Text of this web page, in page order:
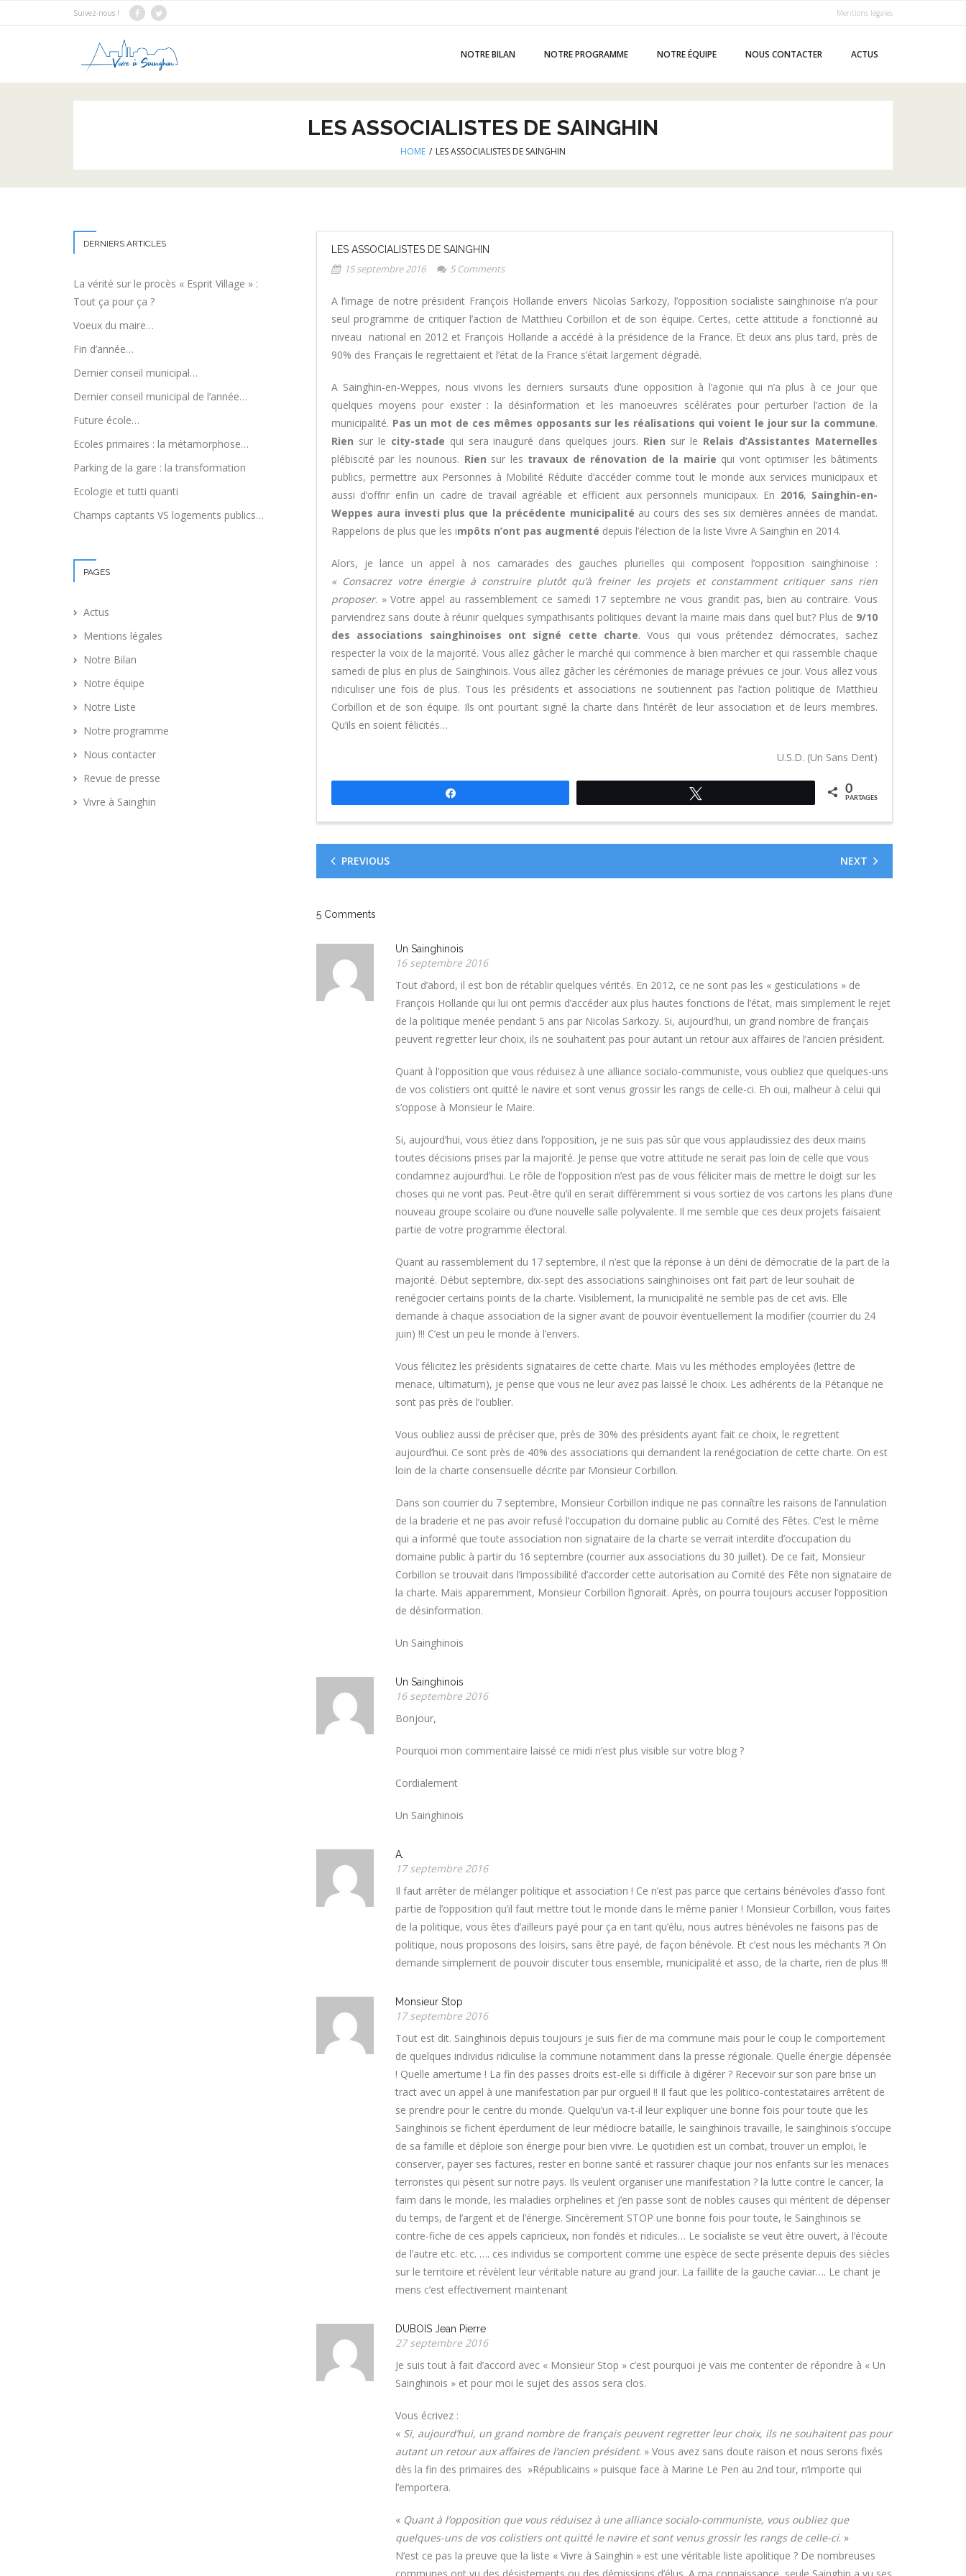
Suivez-nous ! Mentions légales
NOTRE BILAN NOTRE PROGRAMME NOTRE ÉQUIPE NOUS CONTACTER ACTUS
LES ASSOCIALISTES DE SAINGHIN
HOME / LES ASSOCIALISTES DE SAINGHIN
LES ASSOCIALISTES DE SAINGHIN
15 septembre 2016 5 Comments
A l’image de notre président François Hollande envers Nicolas Sarkozy, l’opposition socialiste sainghinoise n’a pour
seul programme de critiquer l’action de Matthieu Corbillon et de son équipe. Certes, cette attitude a fonctionné au
niveau national en 2012 et François Hollande a accédé à la présidence de la France. Et deux ans plus tard, près de
90% des Français le regrettaient et l’état de la France s’était largement dégradé.
A Sainghin-en-Weppes, nous vivons les derniers sursauts d’une opposition à l’agonie qui n’a plus à ce jour que
quelques moyens pour exister : la désinformation et les manoeuvres scélérates pour perturber l’action de la
municipalité. Pas un mot de ces mêmes opposants sur les réalisations qui voient le jour sur la commune.
Rien sur le city-stade qui sera inauguré dans quelques jours. Rien sur le Relais d’Assistantes Maternelles
plébiscité par les nounous. Rien sur les travaux de rénovation de la mairie qui vont optimiser les bâtiments
publics, permettre aux Personnes à Mobilité Réduite d’accéder comme tout le monde aux services municipaux et
aussi d’offrir enfin un cadre de travail agréable et efficient aux personnels municipaux. En 2016, Sainghin-en-
Weppes aura investi plus que la précédente municipalité au cours des ses six dernières années de mandat.
Rappelons de plus que les impôts n’ont pas augmenté depuis l’élection de la liste Vivre A Sainghin en 2014.
Alors, je lance un appel à nos camarades des gauches plurielles qui composent l’opposition sainghinoise :
« Consacrez votre énergie à construire plutôt qu’à freiner les projets et constamment critiquer sans rien
proposer. » Votre appel au rassemblement ce samedi 17 septembre ne vous grandit pas, bien au contraire. Vous
parviendrez sans doute à réunir quelques sympathisants politiques devant la mairie mais dans quel but? Plus de 9/10
des associations sainghinoises ont signé cette charte. Vous qui vous prétendez démocrates, sachez
respecter la voix de la majorité. Vous allez gâcher le marché qui commence à bien marcher et qui rassemble chaque
samedi de plus en plus de Sainghinois. Vous allez gâcher les cérémonies de mariage prévues ce jour. Vous allez vous
ridiculiser une fois de plus. Tous les présidents et associations ne soutiennent pas l’action politique de Matthieu
Corbillon et de son équipe. Ils ont pourtant signé la charte dans l’intérêt de leur association et de leurs membres.
Qu’ils en soient félicités…
U.S.D. (Un Sans Dent)
0
PARTAGES
PREVIOUS NEXT
5Comments
Un Sainghinois
16 septembre 2016
Tout d’abord, il est bon de rétablir quelques vérités. En 2012, ce ne sont pas les « gesticulations » de
François Hollande qui lui ont permis d’accéder aux plus hautes fonctions de l’état, mais simplement le rejet
de la politique menée pendant 5 ans par Nicolas Sarkozy. Si, aujourd’hui, un grand nombre de français
peuvent regretter leur choix, ils ne souhaitent pas pour autant un retour aux affaires de l’ancien président.
Quant à l’opposition que vous réduisez à une alliance socialo-communiste, vous oubliez que quelques-uns
de vos colistiers ont quitté le navire et sont venus grossir les rangs de celle-ci. Eh oui, malheur à celui qui
s’oppose à Monsieur le Maire.
Si, aujourd’hui, vous étiez dans l’opposition, je ne suis pas sûr que vous applaudissiez des deux mains
toutes décisions prises par la majorité. Je pense que votre attitude ne serait pas loin de celle que vous
condamnez aujourd’hui. Le rôle de l’opposition n’est pas de vous féliciter mais de mettre le doigt sur les
choses qui ne vont pas. Peut-être qu’il en serait différemment si vous sortiez de vos cartons les plans d’une
nouveau groupe scolaire ou d’une nouvelle salle polyvalente. Il me semble que ces deux projets faisaient
partie de votre programme électoral.
Quant au rassemblement du 17 septembre, il n’est que la réponse à un déni de démocratie de la part de la
majorité. Début septembre, dix-sept des associations sainghinoises ont fait part de leur souhait de
renégocier certains points de la charte. Visiblement, la municipalité ne semble pas de cet avis. Elle
demande à chaque association de la signer avant de pouvoir éventuellement la modifier (courrier du 24
juin) !!! C’est un peu le monde à l’envers.
Vous félicitez les présidents signataires de cette charte. Mais vu les méthodes employées (lettre de
menace, ultimatum), je pense que vous ne leur avez pas laissé le choix. Les adhérents de la Pétanque ne
sont pas près de l’oublier.
Vous oubliez aussi de préciser que, près de 30% des présidents ayant fait ce choix, le regrettent
aujourd’hui. Ce sont près de 40% des associations qui demandent la renégociation de cette charte. On est
loin de la charte consensuelle décrite par Monsieur Corbillon.
Dans son courrier du 7 septembre, Monsieur Corbillon indique ne pas connaître les raisons de l’annulation
de la braderie et ne pas avoir refusé l’occupation du domaine public au Comité des Fêtes. C’est le même
qui a informé que toute association non signataire de la charte se verrait interdite d’occupation du
domaine public à partir du 16 septembre (courrier aux associations du 30 juillet). De ce fait, Monsieur
Corbillon se trouvait dans l’impossibilité d’accorder cette autorisation au Comité des Fête non signataire de
la charte. Mais apparemment, Monsieur Corbillon l’ignorait. Après, on pourra toujours accuser l’opposition
de désinformation.
Un Sainghinois
Un Sainghinois
16 septembre 2016
Bonjour,
Pourquoi mon commentaire laissé ce midi n’est plus visible sur votre blog ?
Cordialement
Un Sainghinois
A.
17 septembre 2016
Il faut arrêter de mélanger politique et association ! Ce n’est pas parce que certains bénévoles d’asso font
partie de l’opposition qu’il faut mettre tout le monde dans le même panier ! Monsieur Corbillon, vous faites
de la politique, vous êtes d’ailleurs payé pour ça en tant qu’élu, nous autres bénévoles ne faisons pas de
politique, nous proposons des loisirs, sans être payé, de façon bénévole. Et c’est nous les méchants ?! On
demande simplement de pouvoir discuter tous ensemble, municipalité et asso, de la charte, rien de plus !!!
Monsieur Stop
17 septembre 2016
Tout est dit. Sainghinois depuis toujours je suis fier de ma commune mais pour le coup le comportement
de quelques individus ridiculise la commune notamment dans la presse régionale. Quelle énergie dépensée
! Quelle amertume ! La fin des passes droits est-elle si difficile à digérer ? Recevoir sur son pare brise un
tract avec un appel à une manifestation par pur orgueil !! Il faut que les politico-contestataires arrêtent de
se prendre pour le centre du monde. Quelqu’un va-t-il leur expliquer une bonne fois pour toute que les
Sainghinois se fichent éperdument de leur médiocre bataille, le sainghinois travaille, le sainghinois s’occupe
de sa famille et déploie son énergie pour bien vivre. Le quotidien est un combat, trouver un emploi, le
conserver, payer ses factures, rester en bonne santé et rassurer chaque jour nos enfants sur les menaces
terroristes qui pèsent sur notre pays. Ils veulent organiser une manifestation ? la lutte contre le cancer, la
faim dans le monde, les maladies orphelines et j’en passe sont de nobles causes qui méritent de dépenser
du temps, de l’argent et de l’énergie. Sincèrement STOP une bonne fois pour toute, le Sainghinois se
contre-fiche de ces appels capricieux, non fondés et ridicules… Le socialiste se veut être ouvert, à l’écoute
de l’autre etc. etc. …. ces individus se comportent comme une espèce de secte présente depuis des siècles
sur le territoire et révèlent leur véritable nature au grand jour. La faillite de la gauche caviar…. Le chant je
mens c’est effectivement maintenant
DUBOIS Jean Pierre
27 septembre 2016
Je suis tout à fait d’accord avec « Monsieur Stop » c’est pourquoi je vais me contenter de répondre à « Un
Sainghinois » et pour moi le sujet des assos sera clos.
Vous écrivez :
« Si, aujourd’hui, un grand nombre de français peuvent regretter leur choix, ils ne souhaitent pas pour
autant un retour aux affaires de l’ancien président. » Vous avez sans doute raison et nous serons fixés
dès la fin des primaires des »Républicains » puisque face à Marine Le Pen au 2nd tour, n’importe qui
l’emportera.
« Quant à l’opposition que vous réduisez à une alliance socialo-communiste, vous oubliez que
quelques-uns de vos colistiers ont quitté le navire et sont venus grossir les rangs de celle-ci. »
N’est ce pas la preuve que la liste « Vivre à Sainghin » est une véritable liste apolitique ? De nombreuses
DERNIERS ARTICLES
La vérité sur le procès « Esprit Village » :
Tout ça pour ça ?
Voeux du maire…
Fin d’année…
Dernier conseil municipal…
Dernier conseil municipal de l’année…
Future école…
Ecoles primaires : la métamorphose…
Parking de la gare : la transformation
Ecologie et tutti quanti
Champs captants VS logements publics…
PAGES
Actus
Mentions légales
Notre Bilan
Notre équipe
Notre Liste
Notre programme
Nous contacter
Revue de presse
Vivre à Sainghin